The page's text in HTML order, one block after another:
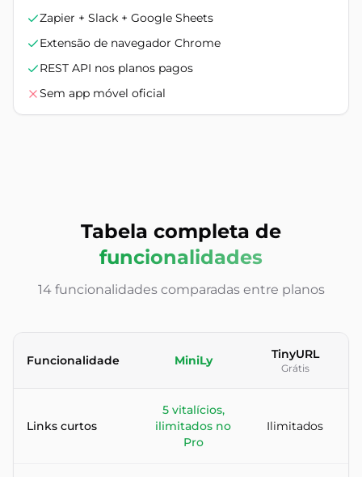
Zapier + Slack + Google Sheets
Extensão de navegador Chrome
REST API nos planos pagos
Sem app móvel oficial
Tabela completa de
funcionalidades
14 funcionalidades comparadas entre planos
Funcionalidade MiniLy TinyURL
Grátis
Links curtos
5 vitalícios,
ilimitados no
Pro
Ilimitados